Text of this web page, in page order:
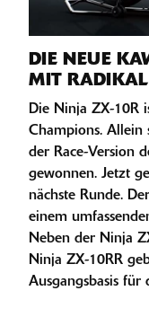
DIE NEUE
MIT
Die Ninja ZX-10R
Champions. Allein
der Race-Version
gewonnen. Jetzt
nächste Runde.
einem
Neben der Ninja
Ninja ZX-10RR
Ausgangsbasis für